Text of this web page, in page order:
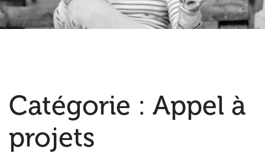
Catégorie : Appel à
projets